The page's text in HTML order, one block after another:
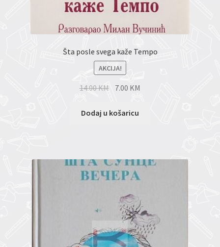
Šta posle svega kaže Tempo
AKCIJA!
14.00KM 7.00 KM
Dodaj u košaricu